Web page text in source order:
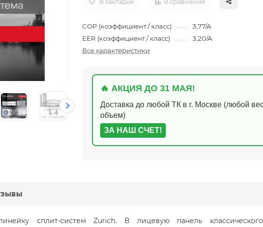
В закладки В сравнение
COP (коэффициент / класс)
3,77/A
EER (коэффициент / класс)
3,20/A
Все характеристики
🔥 АКЦИЯ ДО 31 МАЯ!
Доставка до любой ТК в г. Москве (любой
объем)
ЗА НАШ СЧЕТ!
сплит-систем Zurich. В лицевую панель